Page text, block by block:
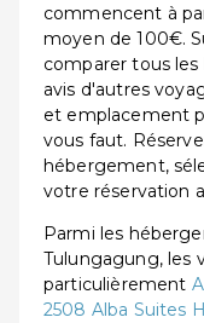
commencent à
moyen de 100€.
comparer tous
avis d'autres
et emplacement
vous faut.
hébergement,
votre réservation
Parmi les
Tulungagung, les
particulièrement
2508 Alba Suites